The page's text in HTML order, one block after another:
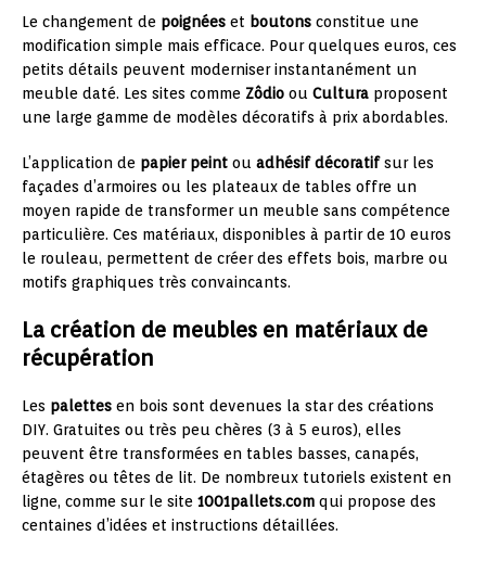
Le changement de poignées et boutons constitue une
modification simple mais efficace. Pour quelques euros, ces
petits détails peuvent moderniser instantanément un
meuble daté. Les sites comme Zôdio ou Cultura proposent
une large gamme de modèles décoratifs à prix abordables.
L’application de papier peint ou adhésif décoratifsur les
façades d’armoires ou les plateaux de tables offre un
moyen rapide de transformer un meuble sans compétence
particulière. Ces matériaux, disponibles à partir de 10 euros
le rouleau, permettent de créer des effets bois, marbre ou
motifs graphiques très convaincants.
La création de meubles en matériaux de
récupération
Les palettes en bois sont devenues la star des créations
DIY. Gratuites ou très peu chères (3 à 5 euros), elles
peuvent être transformées en tables basses, canapés,
étagères ou têtes de lit. De nombreux tutoriels existent en
ligne, comme sur le site 1001pallets.com qui propose des
centaines d’idées et instructions détaillées.